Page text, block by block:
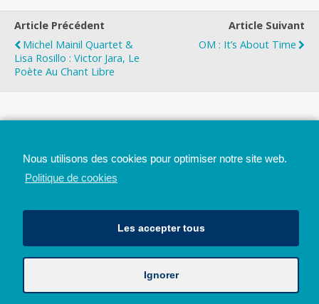
Article Précédent
Michel Mainil Quartet &
Lisa Rosillo : Victor Jara, Le
Poète Au Chant Libre
Article Suivant
OM : It’s About Time
Avec le soutien de la Province de Liège
Nous utilisons des cookies pour optimiser notre site web.
Politique de cookies
Les accepter tous
Ignorer